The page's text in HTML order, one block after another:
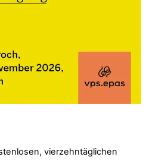
vierzehntäglichen